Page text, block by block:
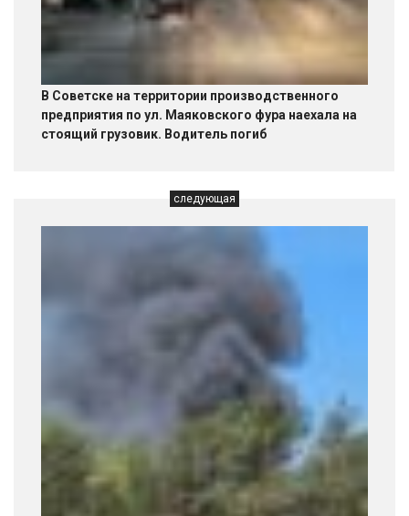
В Советске на территории производственного
предприятия по ул. Маяковского фура наехала на
стоящий грузовик. Водитель погиб
следующая